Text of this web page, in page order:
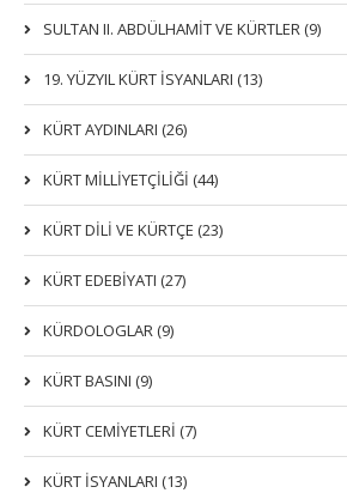
SULTAN II. ABDÜLHAMİT VE KÜRTLER (9)
19. YÜZYIL KÜRT İSYANLARI (13)
KÜRT AYDINLARI (26)
KÜRT MİLLİYETÇİLİĞİ (44)
KÜRT DİLİ VE KÜRTÇE (23)
KÜRT EDEBİYATI (27)
KÜRDOLOGLAR (9)
KÜRT BASINI (9)
KÜRT CEMİYETLERİ (7)
KÜRT İSYANLARI (13)